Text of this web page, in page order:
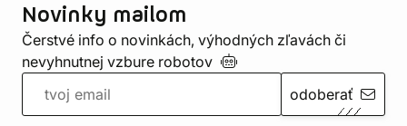
Novinky mailom
Čerstvé info o novinkách, výhodných zľavách či
nevyhnutnej vzbure robotov
odoberať